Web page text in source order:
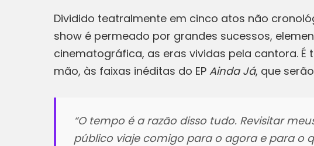
Dividido teatralmente em cinco atos não
show é permeado por grandes sucessos,
cinematográfica, as eras vividas pela cantora.
mão, às faixas inéditas do EP Ainda Já, que
“O tempo é a razão disso tudo. Revisitar
público viaje comigo para o agora e para o